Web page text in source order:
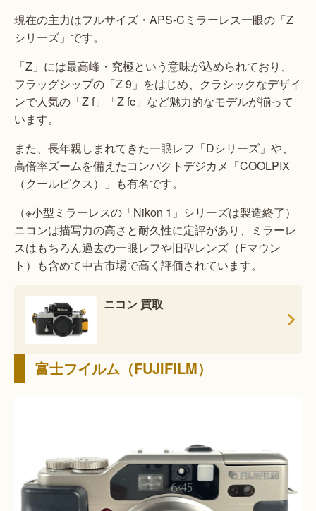
現在の主力はフルサイズ・APS-Cミラーレス一眼の「Z
シリーズ」です。
「Z」には最高峰・究極という意味が込められており、
フラッグシップの「Z 9」をはじめ、クラシックなデザイ
ンで人気の「Z f」「Z fc」など魅力的なモデルが揃って
います。
また、長年親しまれてきた一眼レフ「Dシリーズ」や、
高倍率ズームを備えたコンパクトデジカメ「COOLPIX
（クールピクス）」も有名です。
（※小型ミラーレスの「Nikon 1」シリーズは製造終了）
ニコンは描写力の高さと耐久性に定評があり、ミラーレ
スはもちろん過去の一眼レフや旧型レンズ（Fマウン
ト）も含めて中古市場で高く評価されています。
ニコン 買取
富士フイルム（FUJIFILM）